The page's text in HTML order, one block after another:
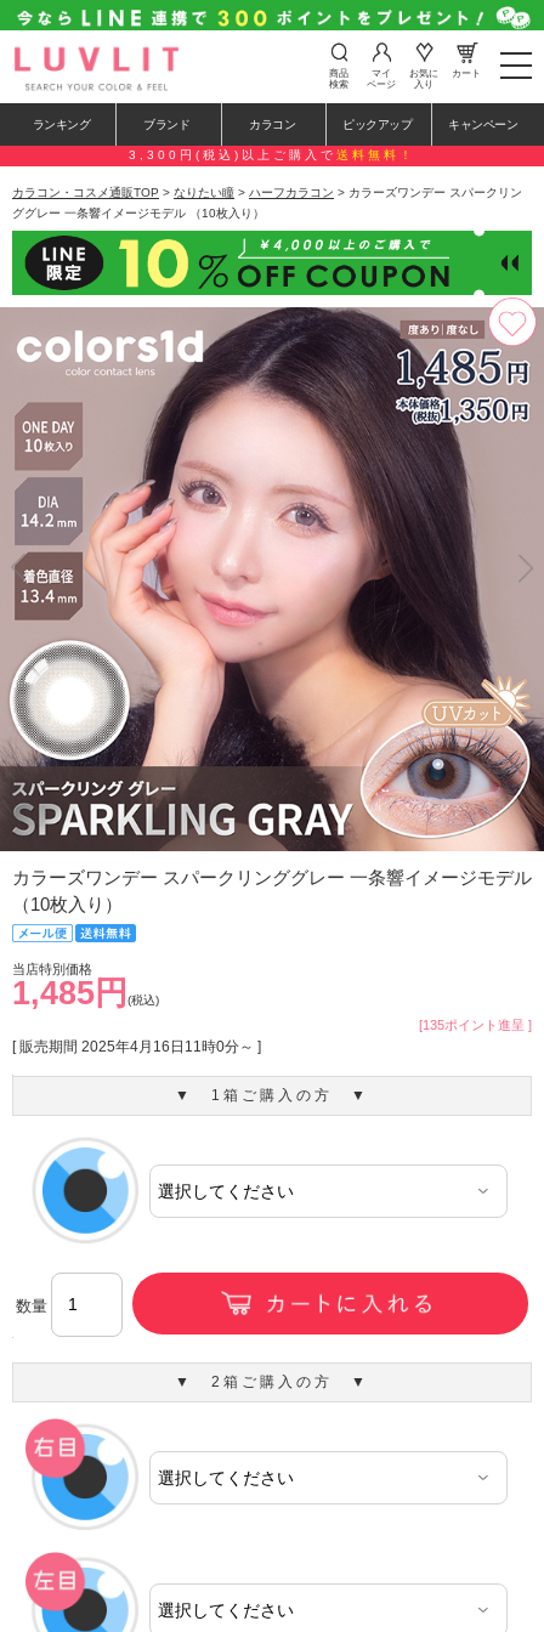
t
o
e
n
a
a
i
o
n
商品
検索
マイ
ページ
お気に
入り
カート
ランキング ブランド カラコン ピックアップ キャンペーン
3,300円(税込)以上ご購入で 送料無料！
カラコン・コスメ通販TOP > なりたい瞳 > ハーフカラコン > カラーズワンデー スパークリン
ググレー 一条響イメージモデル （10枚入り）
カラーズワンデー スパークリンググレー 一条響イメージモデル
（10枚入り）
当店特別価格
1,485円 (税込)
[135ポイント進呈 ]
[ 販売期間 2025年4月16日11時0分～ ]
▼ 1箱ご購入の方 ▼
数量
▼ 2箱ご購入の方 ▼